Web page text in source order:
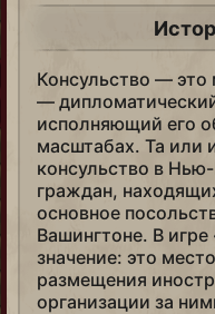
Консульство — это
—
исполняющий его
масштабах. Та или
консульство в
граждан,
основное
Вашингтоне. В
значение: это
размещения
организации за